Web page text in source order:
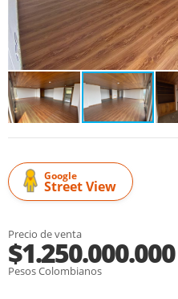
Google
Street View
Precio de venta
$1.250.000.000
Pesos Colombianos